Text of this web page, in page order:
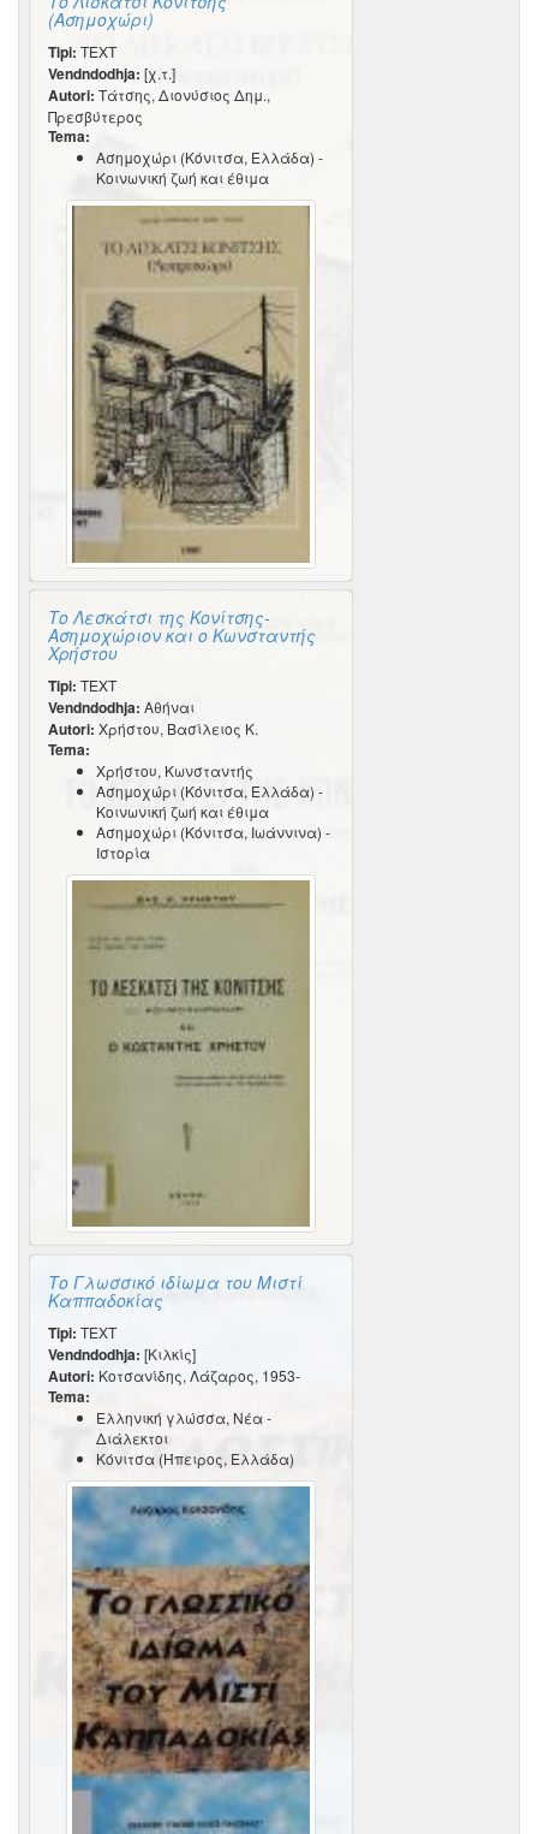
(Ασημοχώρι)
Tipi: TEXT
Vendndodhja: [χ.τ.]
Autori: Τάτσης, Διονύσιος Δημ.,
Πρεσβύτερος
Tema:
Ασημοχώρι (Κόνιτσα, Ελλάδα) -
Κοινωνική ζωή και έθιμα
Το Λεσκάτσι της Κονίτσης-
Ασημοχώριον και ο Κωνσταντής
Χρήστου
Tipi: TEXT
Vendndodhja: Αθήναι
Autori: Χρήστου, Βασίλειος Κ.
Tema:
Χρήστου, Κωνσταντής
Ασημοχώρι (Κόνιτσα, Ελλάδα) -
Κοινωνική ζωή και έθιμα
Ασημοχώρι (Κόνιτσα, Ιωάννινα) -
Ιστορία
Το Γλωσσικό ιδίωμα του Μιστί
Καππαδοκίας
Tipi: TEXT
Vendndodhja: [Κιλκίς]
Autori: Κοτσανίδης, Λάζαρος, 1953-
Tema:
Ελληνική γλώσσα, Νέα -
Διάλεκτοι
Κόνιτσα (Ήπειρος, Ελλάδα)